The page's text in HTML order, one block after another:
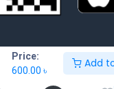
Price:
600.00 ৳
Add
Developed by